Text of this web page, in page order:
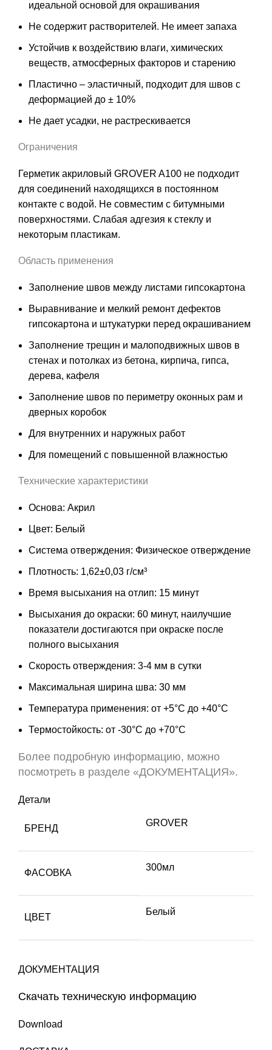
идеальной основой для окрашивания
Не содержит растворителей. Не имеет запаха
Устойчив к воздействию влаги, химических
веществ, атмосферных факторов и старению
Пластично – эластичный, подходит для швов с
деформацией до ± 10%
Не дает усадки, не растрескивается
Ограничения
Герметик акриловый GROVER A100 не подходит
для соединений находящихся в постоянном
контакте с водой. Не совместим с битумными
поверхностями. Слабая адгезия к стеклу и
некоторым пластикам.
Область применения
Заполнение швов между листами гипсокартона
Выравнивание и мелкий ремонт дефектов
гипсокартона и штукатурки перед окрашиванием
Заполнение трещин и малоподвижных швов в
стенах и потолках из бетона, кирпича, гипса,
дерева, кафеля
Заполнение швов по периметру оконных рам и
дверных коробок
Для внутренних и наружных работ
Для помещений с повышенной влажностью
Технические характеристики
Основа: Акрил
Цвет: Белый
Система отверждения: Физическое отверждение
Плотность: 1,62±0,03 г/см³
Время высыхания на отлип: 15 минут
Высыхания до окраски: 60 минут, наилучшие
показатели достигаются при окраске после
полного высыхания
Скорость отверждения: 3-4 мм в сутки
Максимальная ширина шва: 30 мм
Температура применения: от +5°С до +40°С
Термостойкость: от -30°С до +70°С
Более подробную информацию, можно
посмотреть в разделе «ДОКУМЕНТАЦИЯ».
Детали
БРЕНД
GROVER
ФАСОВКА
300мл
ЦВЕТ
Белый
ДОКУМЕНТАЦИЯ
Скачать техническую информацию
Download